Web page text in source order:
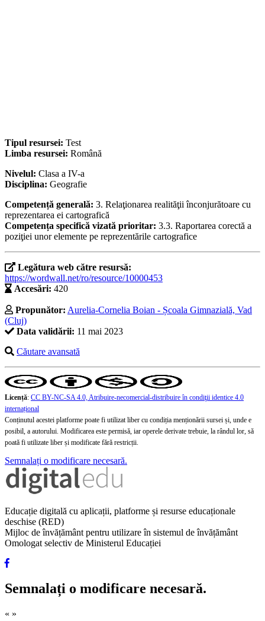
Tipul resursei: Test
Limba resursei: Română
Nivelul: Clasa a IV-a
Disciplina: Geografie
Competență generală: 3. Relaţionarea realităţii înconjurătoare cu
reprezentarea ei cartografică
Competența specifică vizată prioritar: 3.3. Raportarea corectă a
poziţiei unor elemente pe reprezentările cartografice
Legătura web către resursă:
https://wordwall.net/ro/resource/10000453
Accesări: 420
Propunător: Aurelia-Cornelia Boian - Școala Gimnazială, Vad
(Cluj)
Data validării: 11 mai 2023
Căutare avansată
Licență: CC BY-NC-SA 4.0, Atribuire-necomercial-distribuire în condiţii identice 4.0
internațional
Conținutul acestei platforme poate fi utilizat liber cu condiția menționării sursei și, unde e
posibil, a autorului. Modificarea este permisă, iar operele derivate trebuie, la rândul lor, să
poată fi utilizate liber și modificate fără restricții.
Semnalați o modificare necesară.
Educație digitală cu aplicații, platforme și resurse educaționale
deschise (RED)
Mijloc de învățământ pentru utilizare în sistemul de învățământ
Omologat selectiv de Ministerul Educației
Semnalați o modificare necesară.
« »